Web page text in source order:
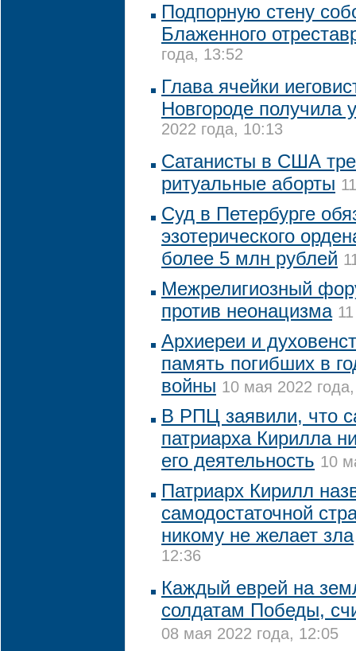
Подпорную стену
Блаженного
года, 13:52
Глава ячейки
Новгороде получила
2022 года, 10:13
Сатанисты в США
ритуальные аборты
Суд в Петербурге
эзотерического
более 5 млн рублей
Межрелигиозный
против неонацизма
Архиереи и
память погибших в
войны 10 мая 2022
В РПЦ заявили, что
патриарха Кирилла
его деятельность 10
Патриарх Кирилл
самодостаточной
никому не желает зла
12:36
Каждый еврей на
солдатам Победы,
08 мая 2022 года, 12:05